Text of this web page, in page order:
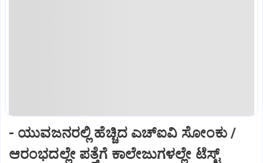
- ಯುವಜನರಲ್ಲಿ ಹೆಚ್ಚಿದ ಎಚ್‌ಐವಿ ಸೋಂಕು /
ಆರಂಭದಲ್ಲೇ ಪತ್ತೆಗೆ ಕಾಲೇಜುಗಳಲ್ಲೇ ಟೆಸ್ಟ್